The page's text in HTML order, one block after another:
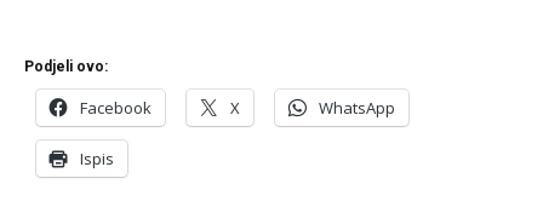
Podjeli ovo:
Facebook X WhatsApp
Ispis